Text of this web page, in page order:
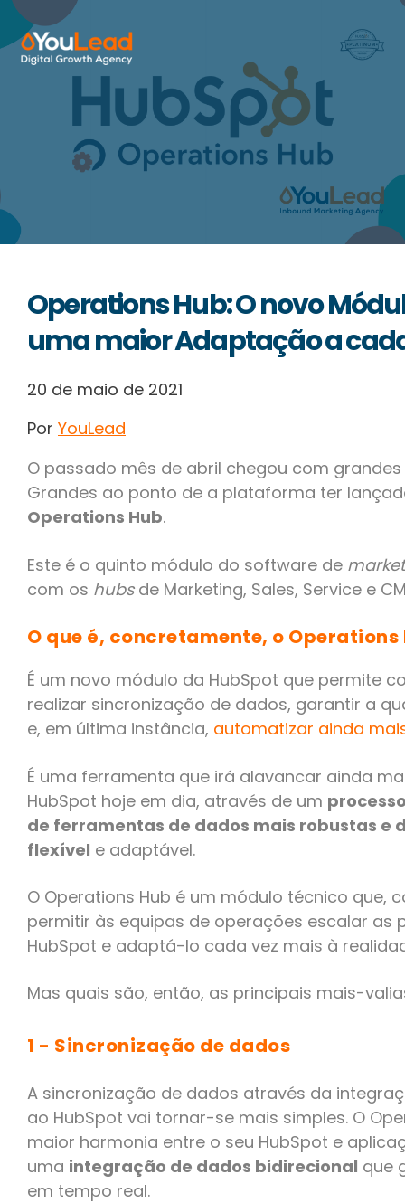
Sobre Nós
Serviços
HubSpot
Contactos
Operations Hub: O novo
uma maior Adaptação a
20 de maio de 2021
Por YouLead
O passado mês de abril chegou com
Grandes ao ponto de a plataforma ter
Operations Hub.
Este é o quinto módulo do software de
com os hubsde Marketing, Sales, Service e
O que é, concretamente, o Operations
É um novo módulo da HubSpot que permite
realizar sincronização de dados, garantir a
e, em última instância, automatizar ainda
É uma ferramenta que irá alavancar ainda
HubSpot hoje em dia, através de um
de ferramentas de dados mais robustas e
flexível e adaptável.
O Operations Hub é um módulo técnico que,
permitir às equipas de operações escalar as
HubSpot e adaptá-lo cada vez mais à
Mas quais são, então, as principais mais-
1 - Sincronização de dados
A sincronização de dados através da
ao HubSpot vai tornar-se mais simples. O
maior harmonia entre o seu HubSpot e
uma integração de dados bidirecional que
em tempo real.